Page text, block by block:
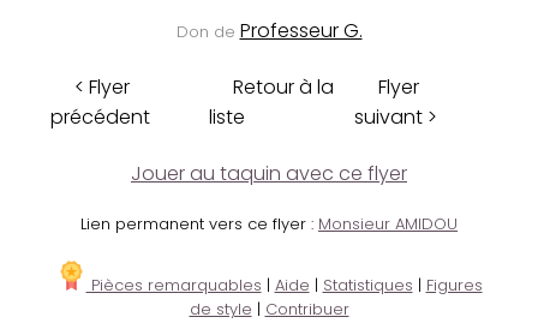
Don de Professeur G.
< Flyer
précédent
Retour à la
liste
Flyer
suivant >
Jouer au taquin avec ce flyer
Lien permanent vers ce flyer : Monsieur AMIDOU
Pièces remarquables | Aide | Statistiques | Figures
de style | Contribuer